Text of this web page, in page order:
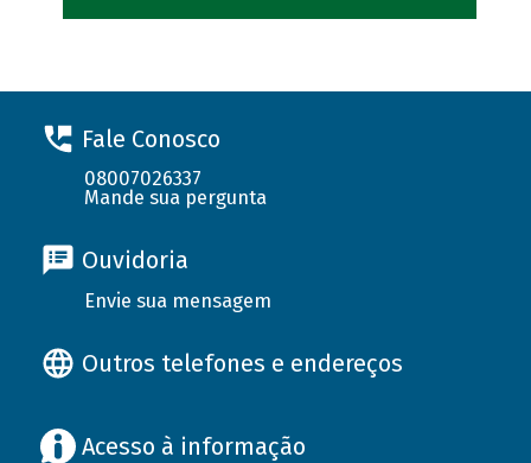
Fale Conosco
08007026337
Mande sua pergunta
Ouvidoria
Envie sua mensagem
Outros telefones e endereços
Acesso à informação